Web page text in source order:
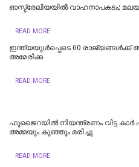
ഓസ്ട്രേലിയയിൽ വാഹനാപകടം;
READ MORE
ഇന്ത്യയുള്‍പ്പെടെ 60 രാജ്യങ്ങള്‍ക്ക്
അമേരിക്ക
READ MORE
ഫുജൈറയില്‍ നിയന്ത്രണം വിട്ട കാര്‍
അമ്മയും കുഞ്ഞും മരിച്ചു
READ MORE